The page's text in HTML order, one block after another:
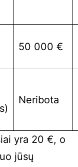
50 000 €
Neribota
yra 20 €, o
jūsų